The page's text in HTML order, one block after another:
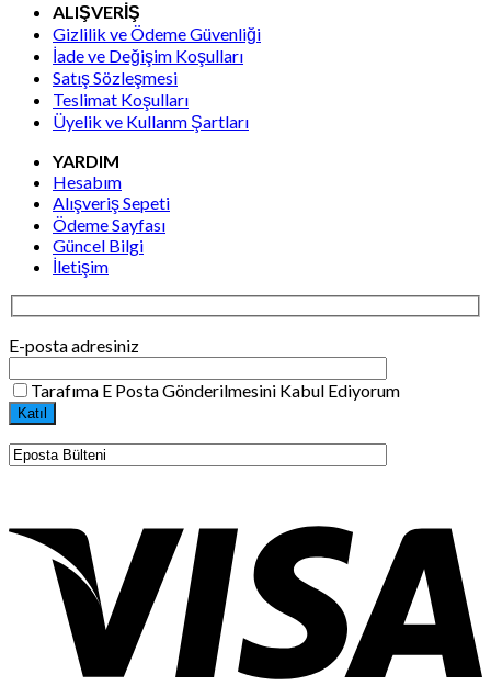
ALIŞVERİŞ
Gizlilik ve Ödeme Güvenliği
İade ve Değişim Koşulları
Satış Sözleşmesi
Teslimat Koşulları
Üyelik ve Kullanm Şartları
YARDIM
Hesabım
Alışveriş Sepeti
Ödeme Sayfası
Güncel Bilgi
İletişim
E-posta adresiniz
Tarafıma E Posta Gönderilmesini Kabul Ediyorum